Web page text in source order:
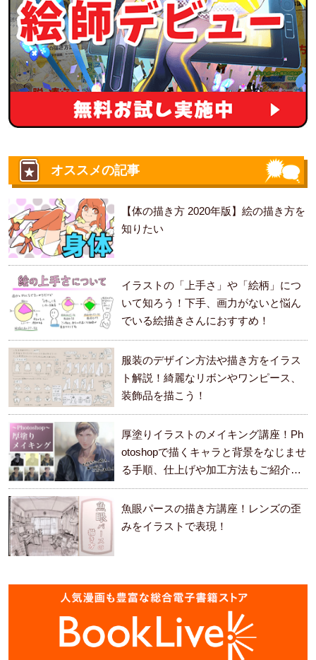
オススメの記事
【体の描き方 2020年版】絵の描き方を
知りたい
イラストの「上手さ」や「絵柄」につ
いて知ろう！下手、画力がないと悩ん
でいる絵描きさんにおすすめ！
服装のデザイン方法や描き方をイラス
ト解説！綺麗なリボンやワンピース、
装飾品を描こう！
厚塗りイラストのメイキング講座！Ph
otoshopで描くキャラと背景をなじませ
る手順、仕上げや加工方法もご紹介し
ます。
魚眼パースの描き方講座！レンズの歪
みをイラストで表現！